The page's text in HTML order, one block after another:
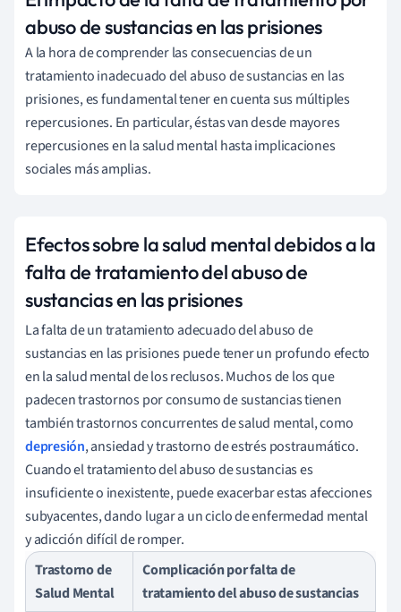
abuso de sustancias en las prisiones
A la hora de comprender las consecuencias de un
tratamiento inadecuado del abuso de sustancias en las
prisiones, es fundamental tener en cuenta sus múltiples
repercusiones. En particular, éstas van desde mayores
repercusiones en la salud mental hasta implicaciones
sociales más amplias.
Efectos sobre la salud mental debidos a la
falta de tratamiento del abuso de
sustancias en las prisiones
La falta de un tratamiento adecuado del abuso de
sustancias en las prisiones puede tener un profundo efecto
en la salud mental de los reclusos. Muchos de los que
padecen trastornos por consumo de sustancias tienen
también trastornos concurrentes de salud mental, como
depresión, ansiedad y trastorno de estrés postraumático.
Cuando el tratamiento del abuso de sustancias es
insuficiente o inexistente, puede exacerbar estas afecciones
subyacentes, dando lugar a un ciclo de enfermedad mental
y adicción difícil de romper.
Trastorno de
Salud Mental
Complicación por falta de
tratamiento del abuso de sustancias